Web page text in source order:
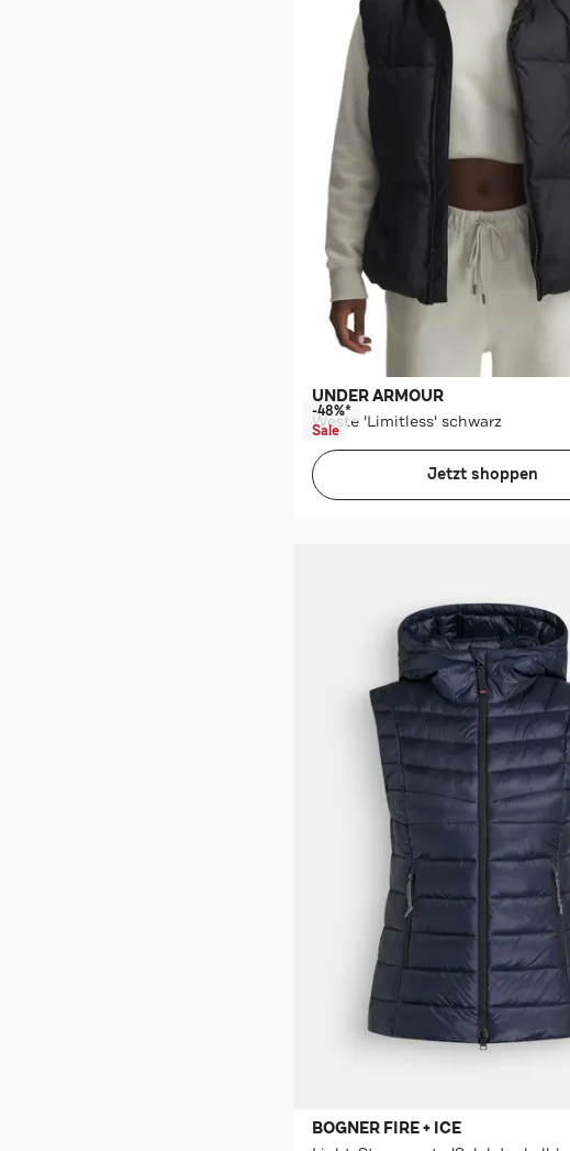
UNDER ARMOUR
Weste 'Limitless' schwarz
-48%*
Sale
Jetzt shoppen
BOGNER FIRE + ICE